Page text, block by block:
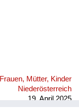
Frauen, Mütter, Kinder
Niederösterreich
19. April 2025